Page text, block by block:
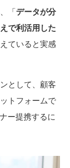
「データが分
で利活用した
ていると実感
として、顧客
トフォームで
ー提携するに